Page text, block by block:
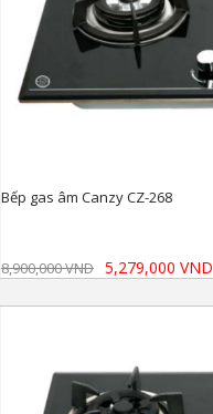
Bếp gas âm Canzy CZ-268
8,900,000 VND 5,279,000 VND